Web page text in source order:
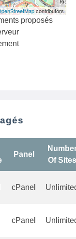
contributors
proposés
Panel
Of Sites
cPanel
cPanel